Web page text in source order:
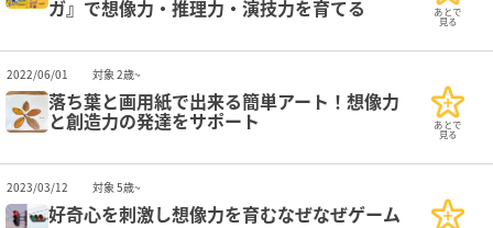
ガ』で想像力・推理力・演技力を育てる あとで
見る
2022/06/01 対象 2歳~
落ち葉と画用紙で出来る簡単アート！想像力
と創造力の発達をサポート あとで
見る
2023/03/12 対象 5歳~
好奇心を刺激し想像力を育むなぜなぜゲーム